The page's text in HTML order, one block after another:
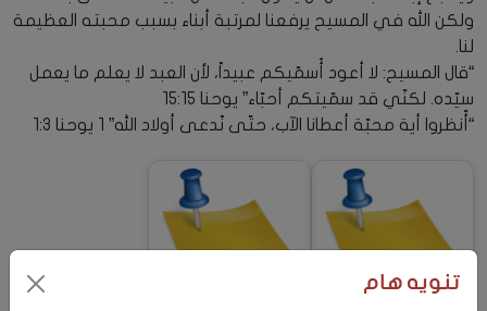
ولكن الله في المسيح يرفعنا لمرتبة أبناء بسبب محبته العظيمة
لنا.
“قال المسيح: لا أعود أُسمّيكم عبيداً، لأن العبد لا يعلم ما يعمل
سيّده. لكنّي قد سمّيتكم أحبّاء” يوحنا 15:15
“أّنظروا أية محبّة أعطانا الآب، حتّى نًدعى أولاد الله” 1 يوحنا 1:3
تنويه هام